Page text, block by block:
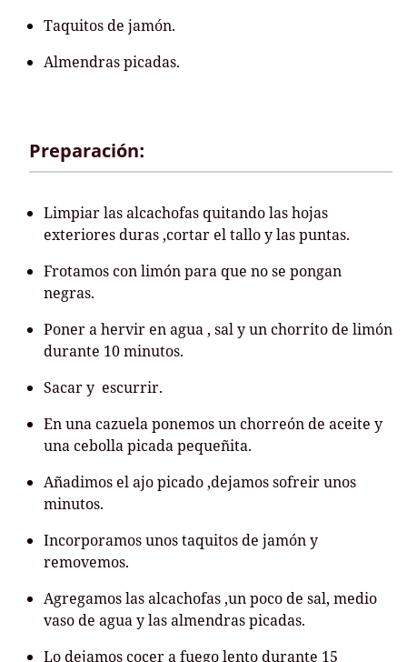
Taquitos de jamón.
Almendras picadas.
Preparación:
Limpiar las alcachofas quitando las hojas
exteriores duras ,cortar el tallo y las puntas.
Frotamos con limón para que no se pongan
negras.
Poner a hervir en agua , sal y un chorrito de limón
durante 10 minutos.
Sacar y escurrir.
En una cazuela ponemos un chorreón de aceite y
una cebolla picada pequeñita.
Añadimos el ajo picado ,dejamos sofreir unos
minutos.
Incorporamos unos taquitos de jamón y
removemos.
Agregamos las alcachofas ,un poco de sal, medio
vaso de agua y las almendras picadas.
Lo dejamos cocer a fuego lento durante 15